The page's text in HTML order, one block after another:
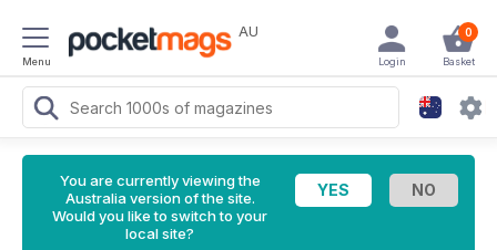
Menu
AU 0
Basket
Login
You are currently viewing the
Australia version of the site.
Would you like to switch to your
local site?